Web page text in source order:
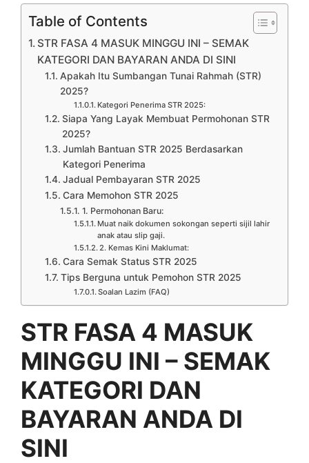
Table of Contents
STR FASA 4 MASUK MINGGU INI – SEMAK
KATEGORI DAN BAYARAN ANDA DI SINI
Apakah Itu Sumbangan Tunai Rahmah (STR)
2025?
Kategori Penerima STR 2025:
Siapa Yang Layak Membuat Permohonan STR
2025?
Jumlah Bantuan STR 2025 Berdasarkan
Kategori Penerima
Jadual Pembayaran STR 2025
Cara Memohon STR 2025
1. Permohonan Baru:
Muat naik dokumen sokongan seperti sijil lahir
anak atau slip gaji.
2. Kemas Kini Maklumat:
Cara Semak Status STR 2025
Tips Berguna untuk Pemohon STR 2025
Soalan Lazim (FAQ)
STR FASA 4 MASUK
MINGGU INI – SEMAK
KATEGORI DAN
BAYARAN ANDA DI
SINI